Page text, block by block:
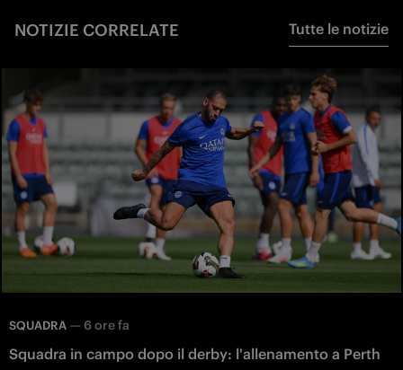
NOTIZIE CORRELATE Tutte le notizie
SQUADRA — 6 ore fa
Squadra in campo dopo il derby: l'allenamento a Perth